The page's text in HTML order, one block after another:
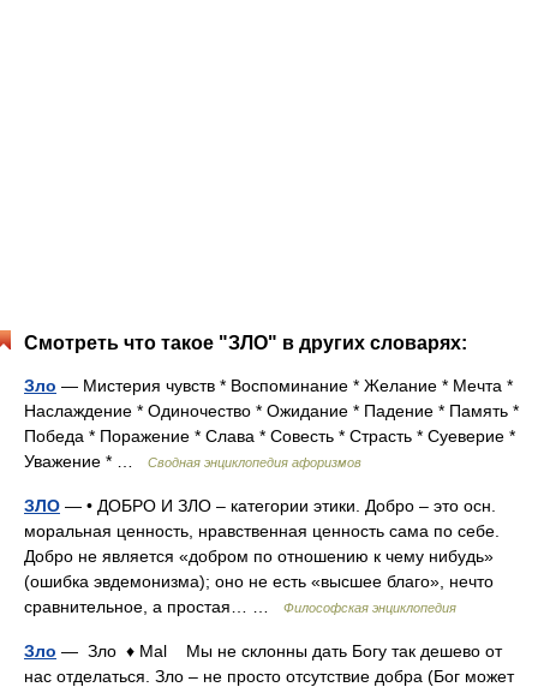
Смотреть что такое "ЗЛО" в других словарях:
Зло — Мистерия чувств * Воспоминание * Желание * Мечта *
Наслаждение * Одиночество * Ожидание * Падение * Память *
Победа * Поражение * Слава * Совесть * Страсть * Суеверие *
Уважение * …
Сводная энциклопедия афоризмов
ЗЛО — • ДОБРО И ЗЛО – категории этики. Добро – это осн.
моральная ценность, нравственная ценность сама по себе.
Добро не является «добром по отношению к чему нибудь»
(ошибка эвдемонизма); оно не есть «высшее благо», нечто
сравнительное, а простая… …
Философская энциклопедия
Зло — Зло ♦ Mal Мы не склонны дать Богу так дешево от
нас отделаться. Зло – не просто отсутствие добра (Бог может